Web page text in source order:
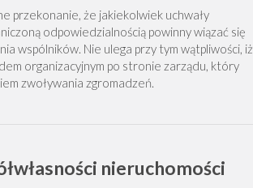
przekonanie, że jakiekolwiek uchwały
odpowiedzialnością powinny wiązać się
wspólników. Nie ulega przy tym wątpliwości, iż
organizacyjnym po stronie zarządu, który
zwoływania zgromadzeń.
nieruchomości